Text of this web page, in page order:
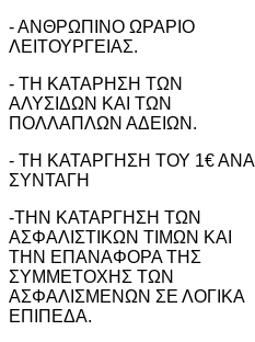
- ΑΝΘΡΩΠΙΝΟ ΩΡΑΡΙΟ
ΛΕΙΤΟΥΡΓΕΙΑΣ.
- ΤΗ ΚΑΤΑΡΗΣΗ ΤΩΝ
ΑΛΥΣΙΔΩΝ ΚΑΙ ΤΩΝ
ΠΟΛΛΑΠΛΩΝ ΑΔΕΙΩΝ.
- ΤΗ ΚΑΤΑΡΓΗΣΗ ΤΟΥ 1€ ΑΝΑ
ΣΥΝΤΑΓΗ
-ΤΗΝ ΚΑΤΑΡΓΗΣΗ ΤΩΝ
ΑΣΦΑΛΙΣΤΙΚΩΝ ΤΙΜΩΝ ΚΑΙ
ΤΗΝ ΕΠΑΝΑΦΟΡΑ ΤΗΣ
ΣΥΜΜΕΤΟΧΗΣ ΤΩΝ
ΑΣΦΑΛΙΣΜΕΝΩΝ ΣΕ ΛΟΓΙΚΑ
ΕΠΙΠΕΔΑ.